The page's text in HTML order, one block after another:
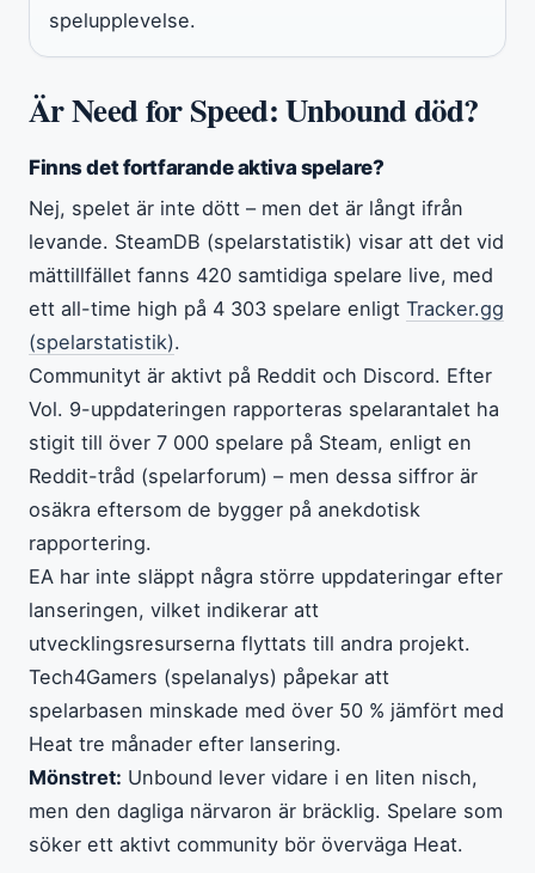
spelupplevelse.
Är Need for Speed: Unbound död?
Finns det fortfarande aktiva spelare?
Nej, spelet är inte dött – men det är långt ifrån
levande. SteamDB (spelarstatistik) visar att det vid
mättillfället fanns 420 samtidiga spelare live, med
ett all-time high på 4 303 spelare enligt Tracker.gg
(spelarstatistik).
Communityt är aktivt på Reddit och Discord. Efter
Vol. 9-uppdateringen rapporteras spelarantalet ha
stigit till över 7 000 spelare på Steam, enligt en
Reddit-tråd (spelarforum) – men dessa siffror är
osäkra eftersom de bygger på anekdotisk
rapportering.
EA har inte släppt några större uppdateringar efter
lanseringen, vilket indikerar att
utvecklingsresurserna flyttats till andra projekt.
Tech4Gamers (spelanalys) påpekar att
spelarbasen minskade med över 50 % jämfört med
Heat tre månader efter lansering.
Mönstret: Unbound lever vidare i en liten nisch,
men den dagliga närvaron är bräcklig. Spelare som
söker ett aktivt community bör överväga Heat.